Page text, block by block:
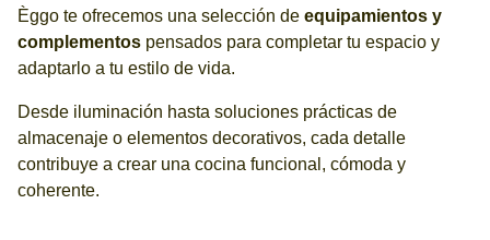
Èggo te ofrecemos una selección de equipamientos y
complementos pensados para completar tu espacio y
adaptarlo a tu estilo de vida.
Desde iluminación hasta soluciones prácticas de
almacenaje o elementos decorativos, cada detalle
contribuye a crear una cocina funcional, cómoda y
coherente.